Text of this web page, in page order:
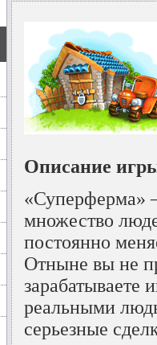
Описание
«Суперферма»
множество
постоянно
Отныне вы не
зарабатываете
реальными
серьезные